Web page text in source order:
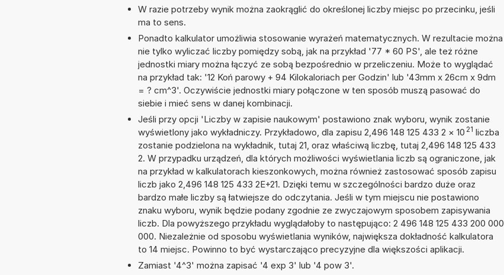
W razie potrzeby wynik można zaokrąglić do określonej liczby miejsc po przecinku, jeśli
ma to sens.
Ponadto kalkulator umożliwia stosowanie wyrażeń matematycznych. W rezultacie można
nie tylko wyliczać liczby pomiędzy sobą, jak na przykład '77 * 60 PS', ale też różne
jednostki miary można łączyć ze sobą bezpośrednio w przeliczeniu. Może to wyglądać
na przykład tak: '12 Koń parowy + 94 Kilokaloriach per Godzin' lub '43mm x 26cm x 9dm
= ? cm^3'. Oczywiście jednostki miary połączone w ten sposób muszą pasować do
siebie i mieć sens w danej kombinacji.
Jeśli przy opcji 'Liczby w zapisie naukowym' postawiono znak wyboru, wynik zostanie
wyświetlony jako wykładniczy. Przykładowo, dla zapisu 2,496 148 125 433 2 × 10 21 liczba
zostanie podzielona na wykładnik, tutaj 21, oraz właściwą liczbę, tutaj 2,496 148 125 433
2. W przypadku urządzeń, dla których możliwości wyświetlania liczb są ograniczone, jak
na przykład w kalkulatorach kieszonkowych, można również zastosować sposób zapisu
liczb jako 2,496 148 125 433 2E+21. Dzięki temu w szczególności bardzo duże oraz
bardzo małe liczby są łatwiejsze do odczytania. Jeśli w tym miejscu nie postawiono
znaku wyboru, wynik będzie podany zgodnie ze zwyczajowym sposobem zapisywania
liczb. Dla powyższego przykładu wyglądałoby to następująco: 2 496 148 125 433 200 000
000. Niezależnie od sposobu wyświetlania wyników, największa dokładność kalkulatora
to 14 miejsc. Powinno to być wystarczająco precyzyjne dla większości aplikacji.
Zamiast '4^3' można zapisać '4 exp 3' lub '4 pow 3'.